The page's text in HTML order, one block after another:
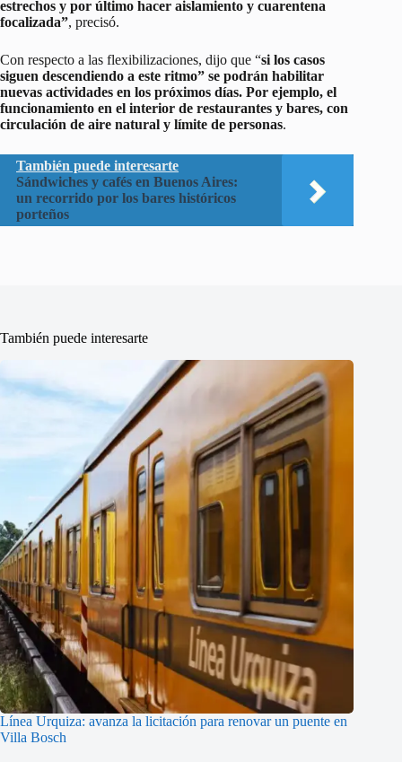
estrechos y por último hacer aislamiento y cuarentena
focalizada”, precisó.
Con respecto a las flexibilizaciones, dijo que “si los casos
siguen descendiendo a este ritmo” se podrán habilitar
nuevas actividades en los próximos días. Por ejemplo, el
funcionamiento en el interior de restaurantes y bares, con
circulación de aire natural y límite de personas.
También puede interesarte
Sándwiches y cafés en Buenos Aires:
un recorrido por los bares históricos
porteños
También puede interesarte
Línea Urquiza: avanza la licitación para renovar un puente en
Villa Bosch